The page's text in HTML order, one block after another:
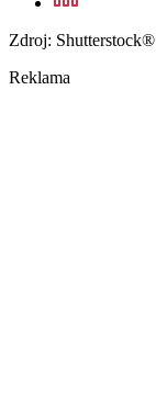
Zdroj: Shutterstock®
Reklama